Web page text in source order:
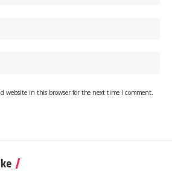
website in this browser for the next time I comment.